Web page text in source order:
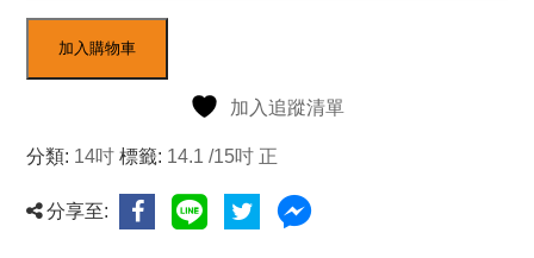
加入購物車
加入追蹤清單
分類: 14吋 標籤: 14.1 /15吋 正
分享至: